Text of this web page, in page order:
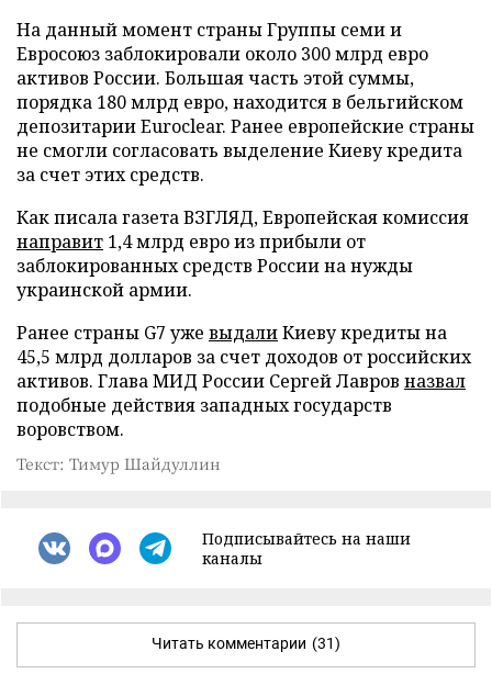
На данный момент страны Группы семи и
Евросоюз заблокировали около 300 млрд евро
активов России. Большая часть этой суммы,
порядка 180 млрд евро, находится в бельгийском
депозитарии Euroclear. Ранее европейские страны
не смогли согласовать выделение Киеву кредита
за счет этих средств.
Как писала газета ВЗГЛЯД, Европейская комиссия
направит 1,4 млрд евро из прибыли от
заблокированных средств России на нужды
украинской армии.
Ранее страны G7 уже выдалиКиеву кредиты на
45,5 млрд долларов за счет доходов от российских
активов. Глава МИД России Сергей Лавров назвал
подобные действия западных государств
воровством.
Текст: Тимур Шайдуллин
Подписывайтесь на наши
каналы
Читать комментарии (31)